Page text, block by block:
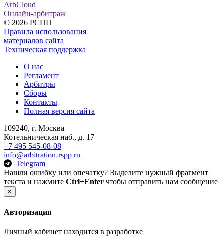
ArbCloud
Онлайн-арбитраж
© 2026 РСПП
Правила использования
материалов сайта
Техническая поддержка
О нас
Регламент
Арбитры
Сборы
Контакты
Полная версия сайта
109240, г. Москва
Котельническая наб., д. 17
+7 495 545-08-08
info@arbitration-rspp.ru
Telegram
Нашли ошибку или опечатку? Выделите нужный фрагмент
текста и нажмите Ctrl+Enter чтобы отправить нам сообщение
×
Авторизация
Личный кабинет находится в разработке